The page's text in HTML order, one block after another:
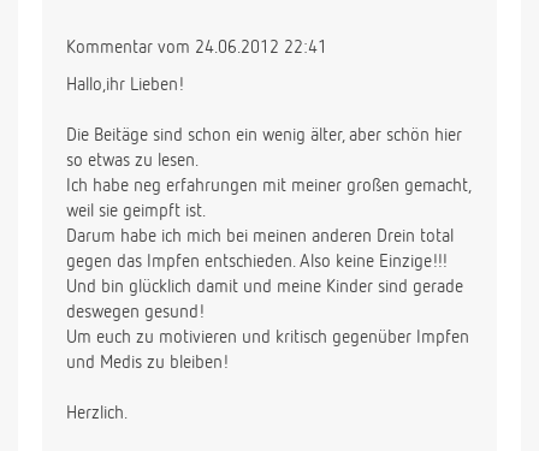
Kommentar vom 24.06.2012 22:41
Hallo,ihr Lieben!
Die Beitäge sind schon ein wenig älter, aber schön hier
so etwas zu lesen.
Ich habe neg erfahrungen mit meiner großen gemacht,
weil sie geimpft ist.
Darum habe ich mich bei meinen anderen Drein total
gegen das Impfen entschieden. Also keine Einzige!!!
Und bin glücklich damit und meine Kinder sind gerade
deswegen gesund!
Um euch zu motivieren und kritisch gegenüber Impfen
und Medis zu bleiben!
Herzlich.